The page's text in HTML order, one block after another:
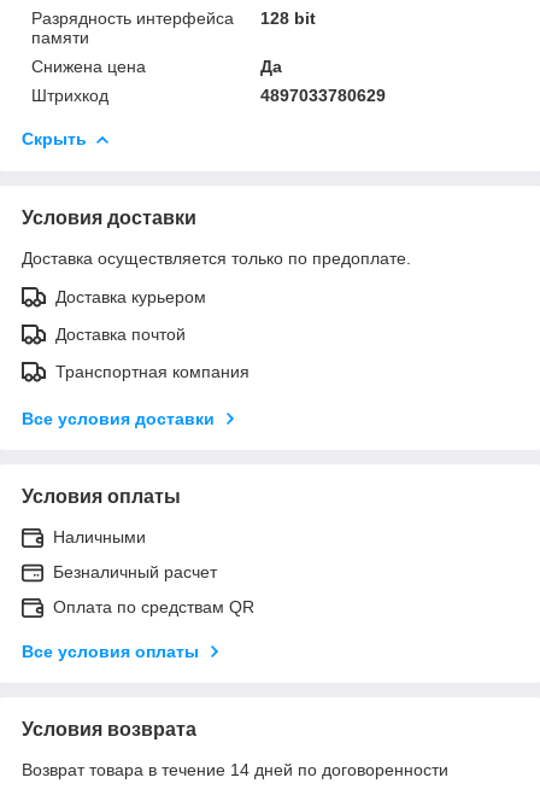
Разрядность интерфейса
памяти
128 bit
Снижена цена
Да
Штрихкод
4897033780629
Скрыть
Условия доставки
Доставка осуществляется только по предоплате.
Доставка курьером
Доставка почтой
Транспортная компания
Все условия доставки
Условия оплаты
Наличными
Безналичный расчет
Оплата по средствам QR
Все условия оплаты
Условия возврата
Возврат товара в течение 14 дней по договоренности